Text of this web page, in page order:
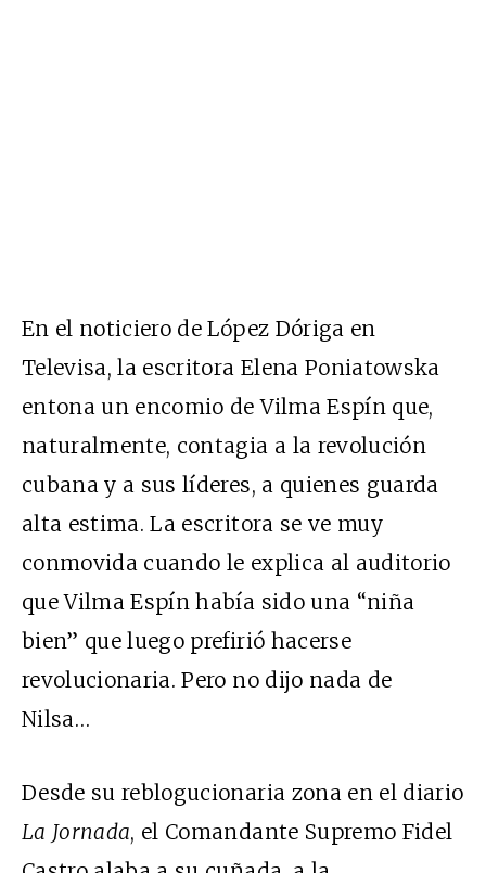
En el noticiero de López Dóriga en
Televisa, la escritora Elena Poniatowska
entona un encomio de Vilma Espín que,
naturalmente, contagia a la revolución
cubana y a sus líderes, a quienes guarda
alta estima. La escritora se ve muy
conmovida cuando le explica al auditorio
que Vilma Espín había sido una “niña
bien” que luego prefirió hacerse
revolucionaria. Pero no dijo nada de
Nilsa…
Desde su reblogucionaria zona en el diario
La Jornada, el Comandante Supremo Fidel